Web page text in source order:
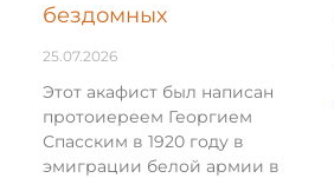
бездомных
25.07.2026
Этот акафист был написан
протоиереем Георгием
Спасским в 1920 году в
эмиграции белой армии в